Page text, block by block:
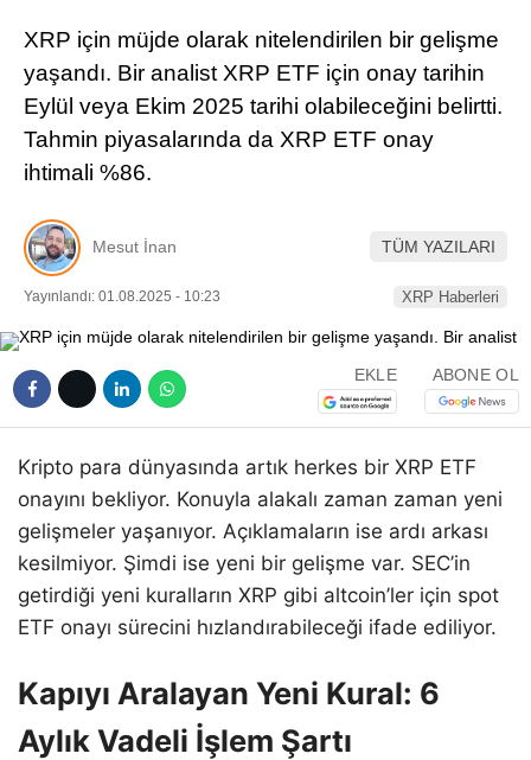
LinkedIn
Telegram
XRP için müjde olarak nitelendirilen bir gelişme
yaşandı. Bir analist XRP ETF için onay tarihin
Eylül veya Ekim 2025 tarihi olabileceğini belirtti.
Tahmin piyasalarında da XRP ETF onay
ihtimali %86.
Mesut İnan TÜM YAZILARI
Yayınlandı: 01.08.2025 - 10:23 XRP Haberleri
EKLE ABONE OL
Kripto para dünyasında artık herkes bir XRP ETF
onayını bekliyor. Konuyla alakalı zaman zaman yeni
gelişmeler yaşanıyor. Açıklamaların ise ardı arkası
kesilmiyor. Şimdi ise yeni bir gelişme var. SEC’in
getirdiği yeni kuralların XRP gibi altcoin’ler için spot
ETF onayı sürecini hızlandırabileceği ifade ediliyor.
Kapıyı Aralayan Yeni Kural: 6
Aylık Vadeli İşlem Şartı